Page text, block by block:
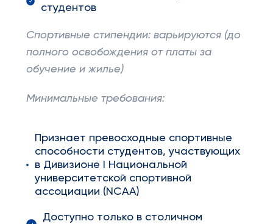
студентов
Спортивные стипендии: варьируются (до
полного освобождения от платы за
обучение и жилье)
Минимальные требования:
Признает превосходные спортивные
способности студентов, участвующих
в Дивизионе I Национальной
университетской спортивной
ассоциации (NCAA)
Доступно только в столичном